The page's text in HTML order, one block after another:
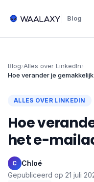
Blog
Blog›Alles over LinkedIn›
Hoe verander je
ALLES OVER LINKEDIN
Hoe
het e-
C Chloé·
Gepubliceerd op 21 juli